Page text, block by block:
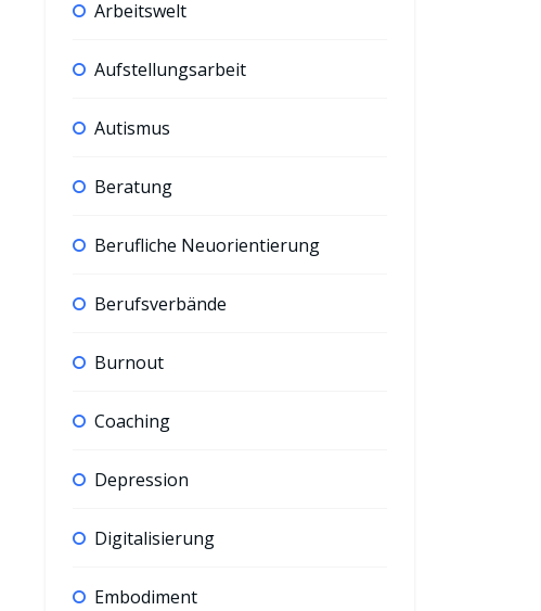
Arbeitswelt
Aufstellungsarbeit
Autismus
Beratung
Berufliche Neuorientierung
Berufsverbände
Burnout
Coaching
Depression
Digitalisierung
Embodiment